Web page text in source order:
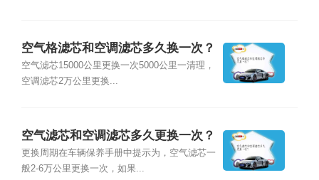
空气格滤芯和空调滤芯多久换一次？
空气滤芯15000公里更换一次5000公里一清理，
空调滤芯2万公里更换...
空气滤芯和空调滤芯多久更换一次？
更换周期在车辆保养手册中提示为，空气滤芯一
般2-6万公里更换一次，如果...